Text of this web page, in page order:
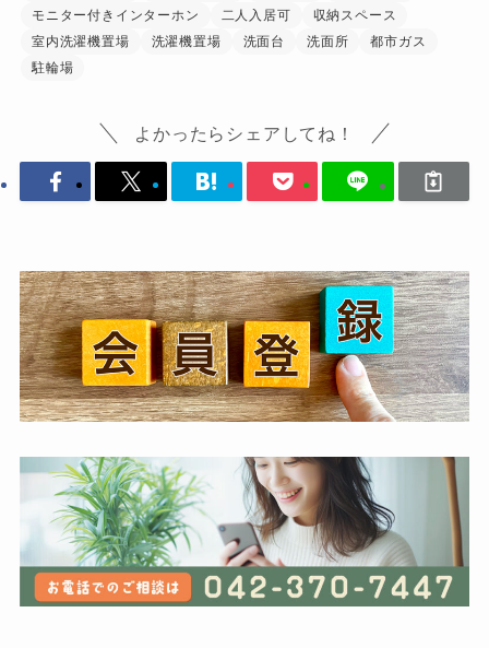
モニター付きインターホン 二人入居可
収納スペース
室内洗濯機置場
洗濯機置場 洗面台 洗面所
都市ガス
駐輪場
よかったらシェアしてね！